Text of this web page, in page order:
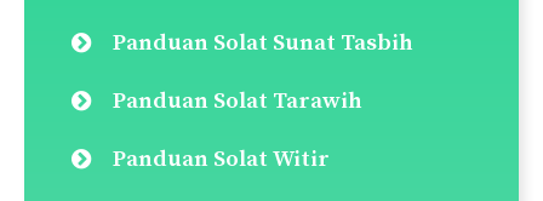
Panduan Solat Sunat Tasbih
Panduan Solat Tarawih
Panduan Solat Witir